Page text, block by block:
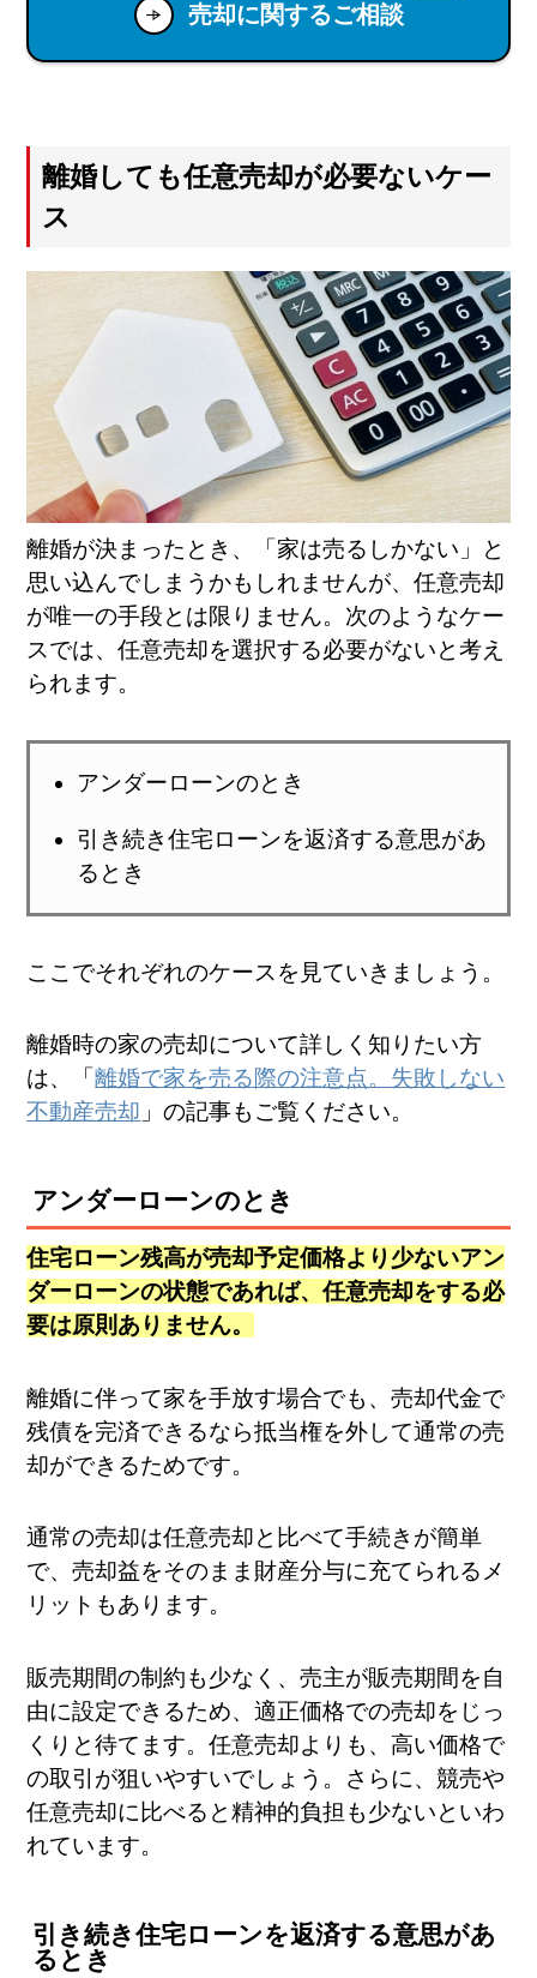
売却に関するご相談
離婚しても任意売却が必要ないケー
ス
離婚が決まったとき、「家は売るしかない」と
思い込んでしまうかもしれませんが、任意売却
が唯一の手段とは限りません。次のようなケー
スでは、任意売却を選択する必要がないと考え
られます。
アンダーローンのとき
引き続き住宅ローンを返済する意思があ
るとき
ここでそれぞれのケースを見ていきましょう。
離婚時の家の売却について詳しく知りたい方
は、「離婚で家を売る際の注意点。失敗しない
不動産売却 」の記事もご覧ください。
アンダーローンのとき
住宅ローン残高が売却予定価格より少ないアン
ダーローンの状態であれば、任意売却をする必
要は原則ありません。
離婚に伴って家を手放す場合でも、売却代金で
残債を完済できるなら抵当権を外して通常の売
却ができるためです。
通常の売却は任意売却と比べて手続きが簡単
で、売却益をそのまま財産分与に充てられるメ
リットもあります。
販売期間の制約も少なく、売主が販売期間を自
由に設定できるため、適正価格での売却をじっ
くりと待てます。任意売却よりも、高い価格で
の取引が狙いやすいでしょう。さらに、競売や
任意売却に比べると精神的負担も少ないといわ
れています。
引き続き住宅ローンを返済する意思があ
るとき